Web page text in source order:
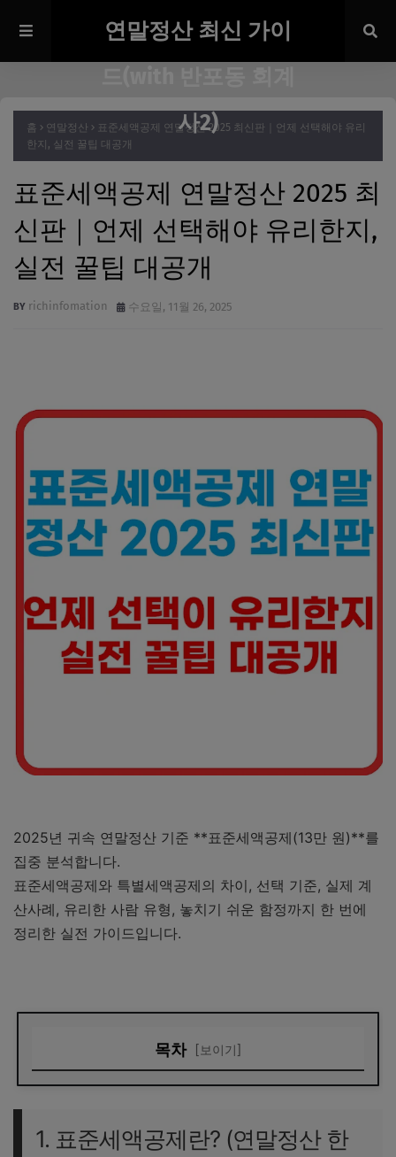
연말정산 최신 가이
사2)
홈 연말정산
표준세액공제 연말정산 2025 최신판｜언제 선택해야 유리
한지, 실전 꿀팁 대공개
표준세액공제 연말정산 2025 최
신판｜언제 선택해야 유리한지,
실전 꿀팁 대공개
richinfomation 수요일, 11월 26, 2025
2025년 귀속 연말정산 기준 **표준세액공제(13만 원)**를
집중 분석합니다.
표준세액공제와 특별세액공제의 차이, 선택 기준, 실제 계
산사례, 유리한 사람 유형, 놓치기 쉬운 함정까지 한 번에
정리한 실전 가이드입니다.
목차 [보이기]
리
1. 표준세액공제란? (연말정산 한